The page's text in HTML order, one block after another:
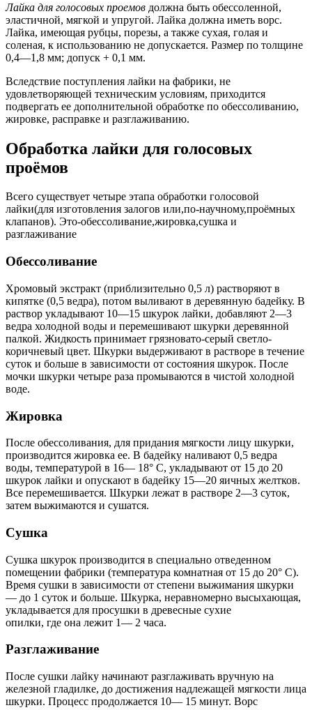
Лайка для голосовых проемов должна быть обессоленной,
эластичной, мягкой и упругой. Лайка должна иметь ворс.
Лайка, имеющая рубцы, порезы, а также сухая, голая и
соленая, к использованию не допускается. Размер по толщине
0,4—1,8 мм; допуск + 0,1 мм.
Вследствие поступления лайки на фабрики, не
удовлетворяющей техническим условиям, приходится
подвергать ее дополнительной обработке по обессоливанию,
жировке, расправке и разглаживанию.
Обработка лайки для голосовых
проёмов
Всего существует четыре этапа обработки голосовой
лайки(для изготовления залогов или,по-научному,проёмных
клапанов). Это-обессоливание,жировка,сушка и
разглаживание
Обессоливание
Хромовый экстракт (приблизительно 0,5 л) растворяют в
кипятке (0,5 ведра), потом выливают в деревянную бадейку. В
раствор укладывают 10—15 шкурок лайки, добавляют 2—3
ведра холодной воды и перемешивают шкурки деревянной
палкой. Жидкость принимает грязновато-серый светло-
коричневый цвет. Шкурки выдерживают в растворе в течение
суток и больше в зависимости от состояния шкурок. После
мочки шкурки четыре раза промываются в чистой холодной
воде.
Жировка
После обессоливания, для придания мягкости лицу шкурки,
производится жировка ее. В бадейку наливают 0,5 ведра
воды, температурой в 16— 18° С, укладывают от 15 до 20
шкурок лайки и опускают в бадейку 15—20 яичных желтков.
Все перемешивается. Шкурки лежат в растворе 2—3 суток,
затем выжимаются и сушатся.
Сушка
Сушка шкурок производится в специально отведенном
помещении фабрики (температура комнатная от 15 до 20° С).
Время сушки в зависимости от степени выжимания шкурки
— до 1 суток и больше. Шкурка, неравномерно высыхающая,
укладывается для просушки в древесные сухие
опилки, где она лежит 1— 2 часа.
Разглаживание
После сушки лайку начинают разглаживать вручную на
железной гладилке, до достижения надлежащей мягкости лица
шкурки. Процесс продолжается 10— 15 минут. Ворс